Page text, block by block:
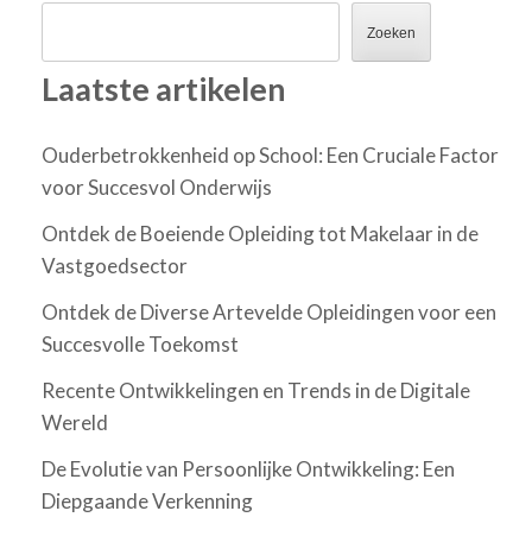
Zoeken
Laatste artikelen
Ouderbetrokkenheid op School: Een Cruciale Factor
voor Succesvol Onderwijs
Ontdek de Boeiende Opleiding tot Makelaar in de
Vastgoedsector
Ontdek de Diverse Artevelde Opleidingen voor een
Succesvolle Toekomst
Recente Ontwikkelingen en Trends in de Digitale
Wereld
De Evolutie van Persoonlijke Ontwikkeling: Een
Diepgaande Verkenning